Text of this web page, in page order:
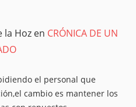
la Hoz en CRÓNICA DE UN
el personal que
cambio es mantener los